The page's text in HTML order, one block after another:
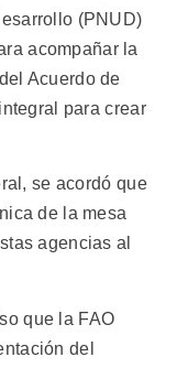
(PNUD)
acompañar la
Acuerdo de
para crear
se acordó que
de la mesa
agencias al
que la FAO
del